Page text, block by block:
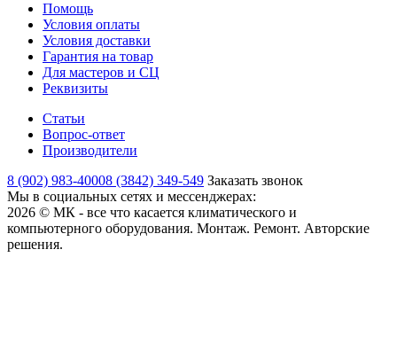
Помощь
Условия оплаты
Условия доставки
Гарантия на товар
Для мастеров и СЦ
Реквизиты
Статьи
Вопрос-ответ
Производители
8 (902) 983-40008 (3842) 349-549 Заказать звонок
Мы в социальных сетях и мессенджерах:
2026 © МК - все что касается климатического и
компьютерного оборудования. Монтаж. Ремонт. Авторские
решения.